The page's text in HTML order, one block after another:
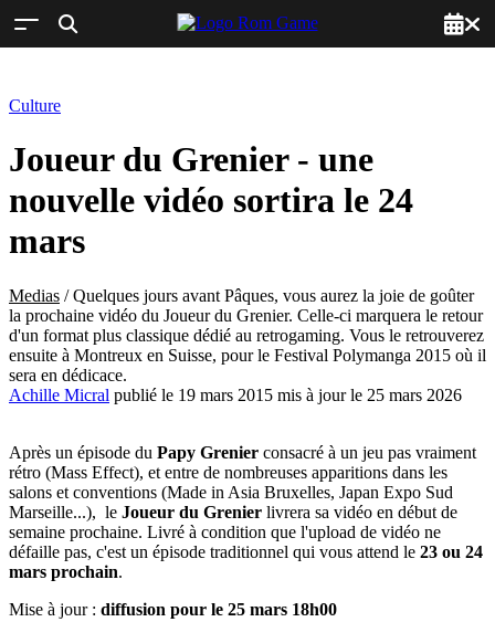
Culture
Joueur du Grenier - une
nouvelle vidéo sortira le 24
mars
Medias /Quelques jours avant Pâques, vous aurez la joie de goûter
la prochaine vidéo du Joueur du Grenier. Celle-ci marquera le retour
d'un format plus classique dédié au retrogaming. Vous le retrouverez
ensuite à Montreux en Suisse, pour le Festival Polymanga 2015 où il
sera en dédicace.
Achille Micral publié le 19 mars 2015 mis à jour le 25 mars 2026
Après un épisode du Papy Grenier consacré à un jeu pas vraiment
rétro (Mass Effect), et entre de nombreuses apparitions dans les
salons et conventions (Made in Asia Bruxelles, Japan Expo Sud
Marseille...), le Joueur du Grenier livrera sa vidéo en début de
semaine prochaine. Livré à condition que l'upload de vidéo ne
défaille pas, c'est un épisode traditionnel qui vous attend le 23 ou 24
mars prochain.
Mise à jour : diffusion pour le 25 mars 18h00